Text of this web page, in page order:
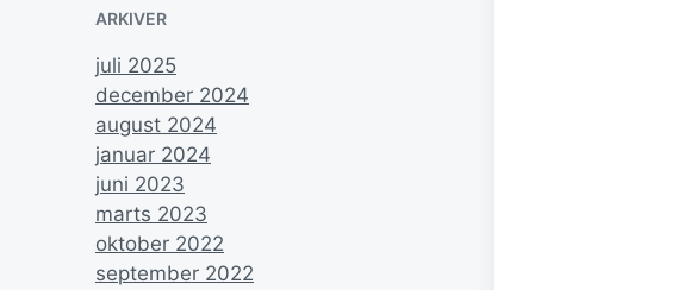
ARKIVER
juli 2025
december 2024
august 2024
januar 2024
juni 2023
marts 2023
oktober 2022
september 2022